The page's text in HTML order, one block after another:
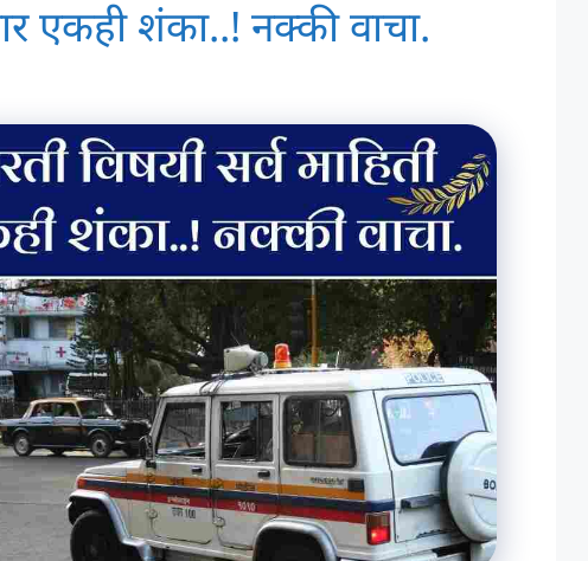
एकही शंका..! नक्की वाचा.